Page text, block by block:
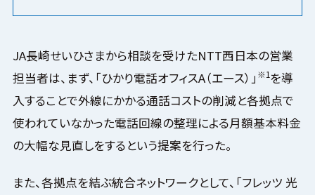
JA長崎せいひさまから相談を受けたNTT西日本の営業
担当者は、まず、「ひかり電話オフィスA（エース）」 ※1を導
入することで外線にかかる通話コストの削減と各拠点で
使われていなかった電話回線の整理による月額基本料金
の大幅な見直しをするという提案を行った。
また、各拠点を結ぶ統合ネットワークとして、「フレッツ 光